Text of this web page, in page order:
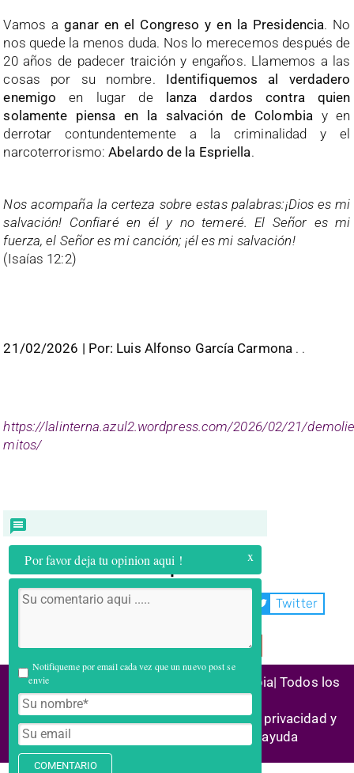
Vamos aganar en el Congreso y en la Presidencia. No
nos quede la menos duda. Nos lo merecemos después de
20 años de padecer traición y engaños. Llamemos a las
cosas por su nombre. Identifiquemos al verdadero
enemigo en lugar de
lanza dardos contra quien
solamente piensa en la salvación de Colombia y en
derrotar contundentemente a la criminalidad y el
narcoterrorismo:Abelardo de la Espriella.
Nos acompaña la certeza sobre estas palabras:¡Dios es mi
salvación! Confiaré en él y no temeré. El Señor es mi
fuerza, el Señor es mi canción; ¡él es mi salvación!
(Isaías 12:2)
21/02/2026 | Por: Luis Alfonso García Carmona. .
https://lalinterna.azul2.wordpress.com/2026/02/21/
mitos/
Por favor deja tu opinion aqui ! x
Notifiqueme por email cada vez que un nuevo post se
envie
COMENTARIO
Compartir:
WhatsApp Twitter
Telegram Email
(C) 2026 Alianza Reconstrucción Colombia| Todos los
derechos reservados
Historias de éxito | Marco legal |Política privacidad y
cookies
| Enlaces aliados | Centro ayuda